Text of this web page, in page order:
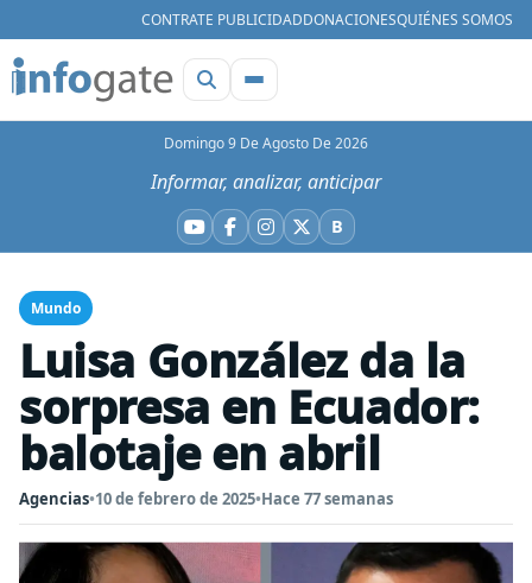
CONTRATE PUBLICIDADDONACIONESQUIÉNES SOMOS
Domingo 9 De Agosto De 2026
Informar, analizar, anticipar
YouTube
Facebook
Instagram
X BBluesky
Mundo
Luisa González da la
sorpresa en Ecuador:
balotaje en abril
Agencias•10 de febrero de 2025•Hace 77 semanas